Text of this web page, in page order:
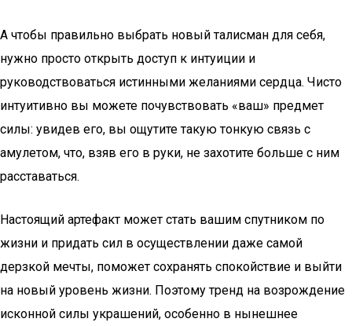
А чтобы правильно выбрать новый талисман для себя,
нужно просто открыть доступ к интуиции и
руководствоваться истинными желаниями сердца. Чисто
интуитивно вы можете почувствовать «ваш» предмет
силы: увидев его, вы ощутите такую тонкую связь с
амулетом, что, взяв его в руки, не захотите больше с ним
расставаться.
Настоящий артефакт может стать вашим спутником по
жизни и придать сил в осуществлении даже самой
дерзкой мечты, поможет сохранять спокойствие и выйти
на новый уровень жизни. Поэтому тренд на возрождение
исконной силы украшений, особенно в нынешнее